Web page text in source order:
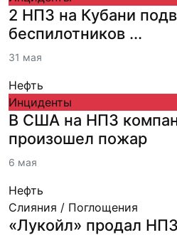
2 НПЗ на Кубани
беспилотников ...
31 мая
Нефть
Инциденты
В США на НПЗ
произошел пожар
6 мая
Нефть
Слияния / Поглощения
«Лукойл» продал